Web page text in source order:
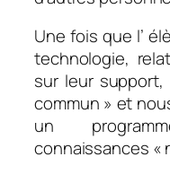
Une fois que l’
technologie,
sur leur
commun » et
un
connaissances «